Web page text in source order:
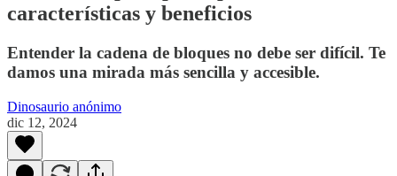
características y beneficios
Entender la cadena de bloques no debe ser difícil. Te
damos una mirada más sencilla y accesible.
Dinosaurio anónimo
dic 12, 2024